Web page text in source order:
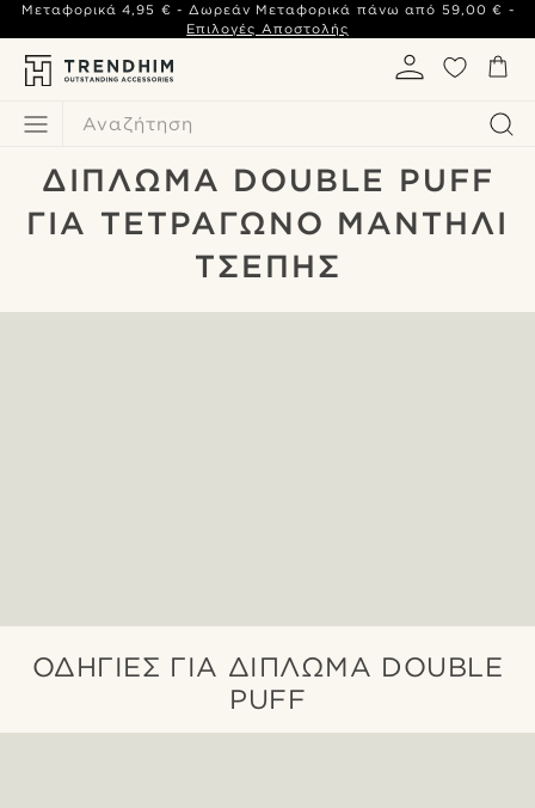
Αναζήτηση
Μεταφορικά 4,95 € - Δωρεάν Μεταφορικά πάνω από 59,00 € -
Επιλογές Αποστολής
ΔΊΠΛΩΜΑ DOUBLE PUFF
ΓΙΑ ΤΕΤΡΆΓΩΝΟ ΜΑΝΤΉΛΙ
ΤΣΈΠΗΣ
ΟΔΗΓΊΕΣ ΓΙΑ ΔΊΠΛΩΜΑ DOUBLE
PUFF